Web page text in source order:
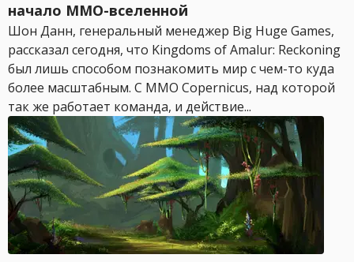
начало MMO-вселенной
Шон Данн, генеральный менеджер Big Huge Games,
рассказал сегодня, что Kingdoms of Amalur: Reckoning
был лишь способом познакомить мир с чем-то куда
более масштабным. С MMO Copernicus, над которой
так же работает команда, и действие...